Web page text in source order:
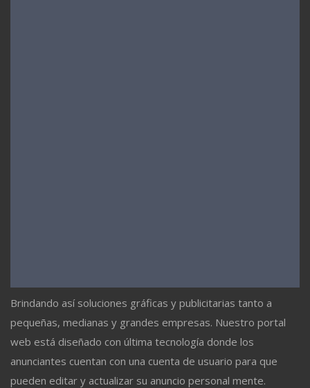
Brindando así soluciones gráficas y publicitarias tanto a
pequeñas, medianas y grandes empresas. Nuestro portal
web está diseñado con última tecnología donde los
anunciantes cuentan con una cuenta de usuario para que
pueden editar y actualizar su anuncio personal mente.